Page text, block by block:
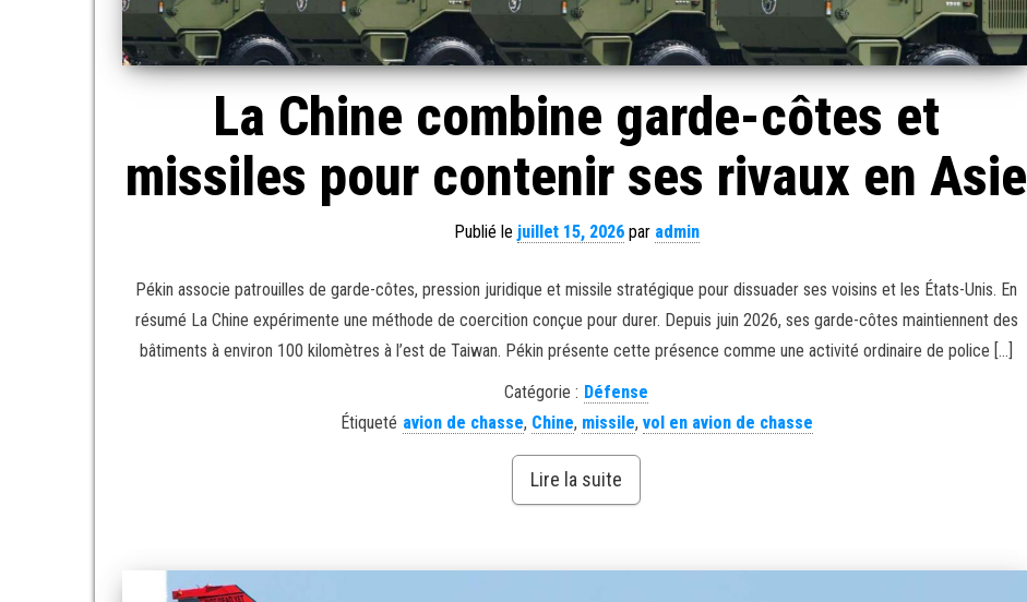
La Chine combine garde-côtes et
missiles pour contenir ses rivaux en Asie
Publié le juillet 15, 2026par admin
Pékin associe patrouilles de garde-côtes, pression juridique et missile stratégique pour dissuader ses voisins et les États-Unis. En
résumé La Chine expérimente une méthode de coercition conçue pour durer. Depuis juin 2026, ses garde-côtes maintiennent des
bâtiments à environ 100 kilomètres à l’est de Taiwan. Pékin présente cette présence comme une activité ordinaire de police […]
Catégorie : Défense
Étiqueté avion de chasse, Chine, missile, vol en avion de chasse
Lire la suite